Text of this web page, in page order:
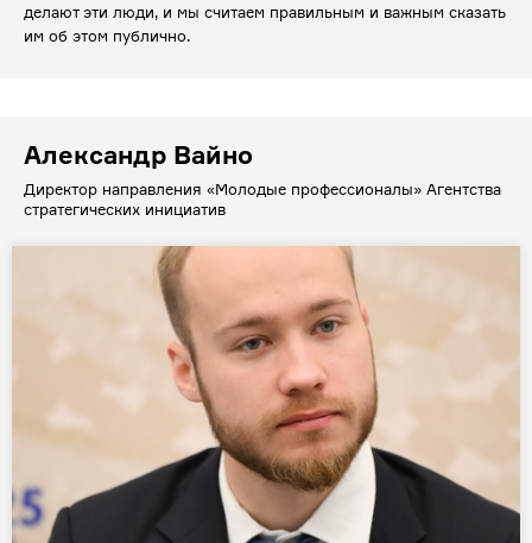
делают эти люди, и мы считаем правильным и важным сказать
им об этом публично.
Александр Вайно
Директор направления «Молодые профессионалы» Агентства
стратегических инициатив